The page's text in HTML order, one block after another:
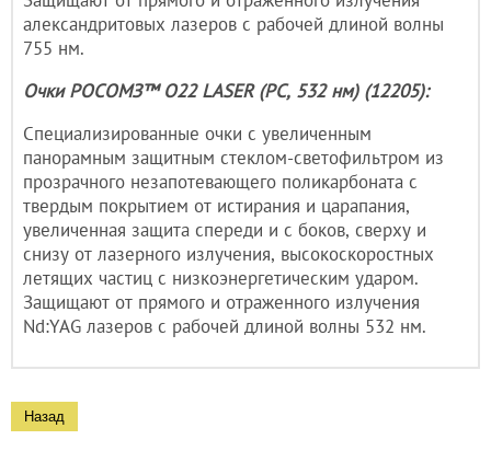
александритовых лазеров с рабочей длиной волны
755 нм.
Очки РОСОМЗ™ О22 LASER (PC, 532 нм) (12205):
Специализированные очки с увеличенным
панорамным защитным стеклом-светофильтром из
прозрачного незапотевающего поликарбоната с
твердым покрытием от истирания и царапания,
увеличенная защита спереди и с боков, сверху и
снизу от лазерного излучения, высокоскоростных
летящих частиц с низкоэнергетическим ударом.
Защищают от прямого и отраженного излучения
Nd:YAG лазеров с рабочей длиной волны 532 нм.
Назад